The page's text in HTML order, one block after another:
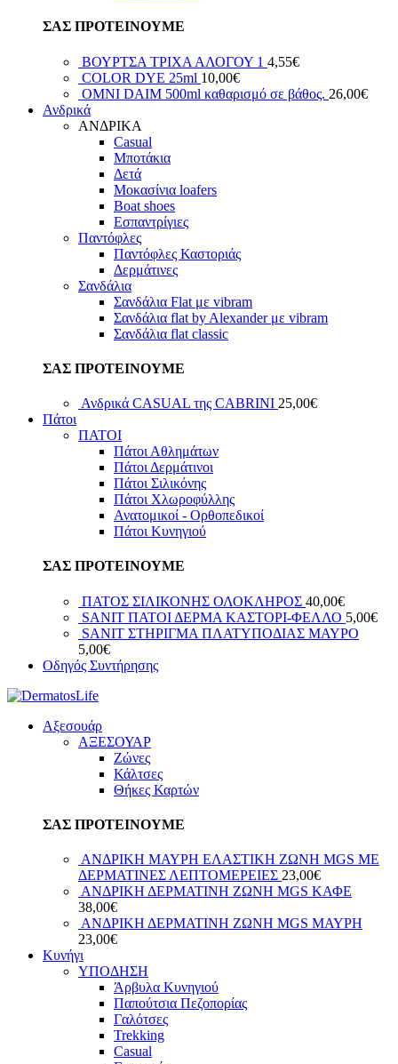
ΣΑΣ ΠΡΟΤΕΙΝΟΥΜΕ
ΒΟΥΡΤΣΑ ΤΡΙΧΑ ΑΛΟΓΟΥ 1 4,55€
COLOR DYE 25ml 10,00€
OMNI DAIM 500ml καθαρισμό σε βάθος. 26,00€
Ανδρικά
ΑΝΔΡΙΚΑ
Casual
Μποτάκια
Δετά
Μοκασίνια loafers
Boat shoes
Εσπαντρίγιες
Παντόφλες
Παντόφλες Καστοριάς
Δερμάτινες
Σανδάλια
Σανδάλια Flat με vibram
Σανδάλια flat by Alexander με vibram
Σανδάλια flat classic
ΣΑΣ ΠΡΟΤΕΙΝΟΥΜΕ
Ανδρικά CASUAL της CABRINI 25,00€
Πάτοι
ΠΑΤΟΙ
Πάτοι Αθλημάτων
Πάτοι Δερμάτινοι
Πάτοι Σιλικόνης
Πάτοι Χλωροφύλλης
Ανατομικοί - Ορθοπεδικοί
Πάτοι Κυνηγιού
ΣΑΣ ΠΡΟΤΕΙΝΟΥΜΕ
ΠΑΤΟΣ ΣΙΛΙΚΟΝΗΣ ΟΛΟΚΛΗΡΟΣ 40,00€
SANIT ΠΑΤΟΙ ΔΕΡΜΑ ΚΑΣΤΟΡΙ-ΦΕΛΛΟ 5,00€
SANIT ΣΤΗΡΙΓΜΑ ΠΛΑΤΥΠΟΔΙΑΣ ΜΑΥΡΟ
5,00€
Οδηγός Συντήρησης
Αξεσουάρ
ΑΞΕΣΟΥΑΡ
Ζώνες
Κάλτσες
Θήκες Καρτών
ΣΑΣ ΠΡΟΤΕΙΝΟΥΜΕ
ΑΝΔΡΙΚΗ ΜΑΥΡΗ ΕΛΑΣΤΙΚΗ ΖΩΝΗ MGS ΜΕ
ΔΕΡΜΑΤΙΝΕΣ ΛΕΠΤΟΜΕΡΕΙΕΣ 23,00€
ΑΝΔΡΙΚΗ ΔΕΡΜΑΤΙΝΗ ΖΩΝΗ MGS ΚΑΦΕ
38,00€
ΑΝΔΡΙΚΗ ΔΕΡΜΑΤΙΝΗ ΖΩΝΗ MGS ΜΑΥΡΗ
23,00€
Κυνήγι
ΥΠΟΔΗΣΗ
Άρβυλα Κυνηγιού
Παπούτσια Πεζοπορίας
Γαλότσες
Trekking
Casual